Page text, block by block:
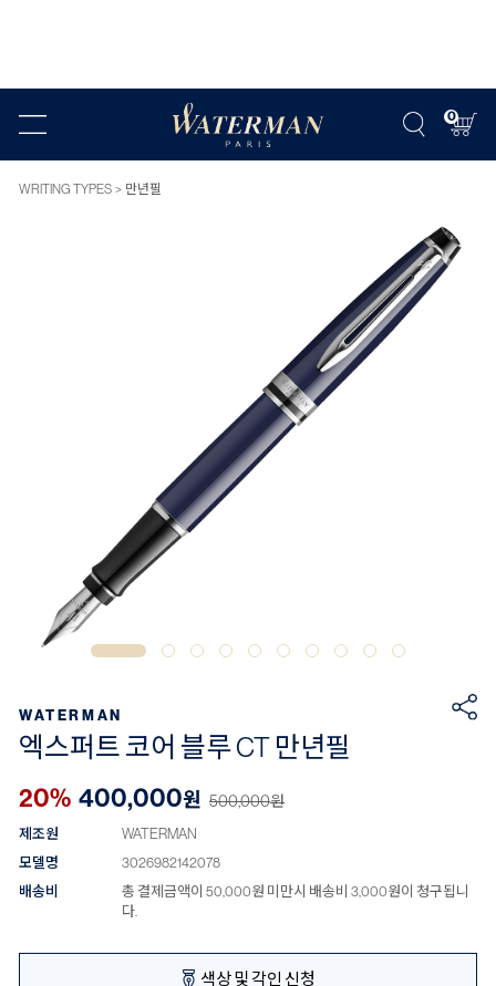
0
WRITING TYPES 만년필
WATERMAN
엑스퍼트 코어 블루 CT 만년필
20% 400,000원 500,000원
제조원
WATERMAN
모델명
3026982142078
배송비
총 결제금액이 50,000원 미만시 배송비 3,000원이 청구됩니
다.
색상 및 각인 신청